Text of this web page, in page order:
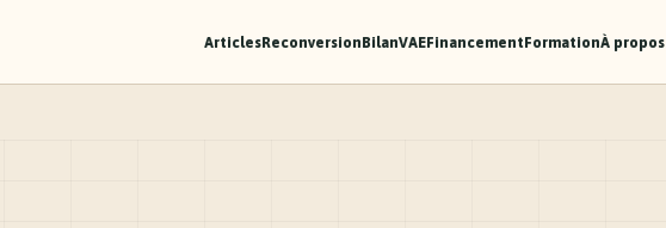
ArticlesReconversionBilanVAEFinancementFormationÀ propos